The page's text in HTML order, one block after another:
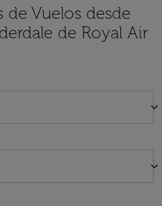
de Vuelos desde
de Royal Air
keyboard_arrow_down
keyboard_arrow_down